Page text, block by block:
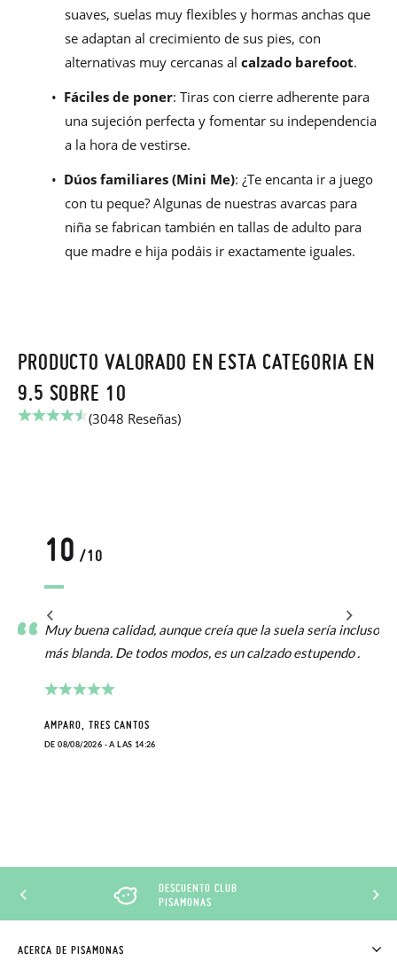
suaves, suelas muy flexibles y hormas anchas que
se adaptan al crecimiento de sus pies, con
alternativas muy cercanas al calzado barefoot.
• Fáciles de poner: Tiras con cierre adherente para
una sujeción perfecta y fomentar su independencia
a la hora de vestirse.
• Dúos familiares (Mini Me): ¿Te encanta ir a juego
con tu peque? Algunas de nuestras avarcas para
niña se fabrican también en tallas de adulto para
que madre e hija podáis ir exactamente iguales.
PRODUCTO VALORADO EN ESTA CATEGORIA EN
9.5 SOBRE 10
(3048 Reseñas)
10 /10
Muy buena calidad, aunque creía que la suela sería incluso
más blanda. De todos modos, es un calzado estupendo .
AMPARO, TRES CANTOS
DE 08/08/2026 - A LAS 14:26
DESCUENTO CLUB
PISAMONAS
ACERCA DE PISAMONAS